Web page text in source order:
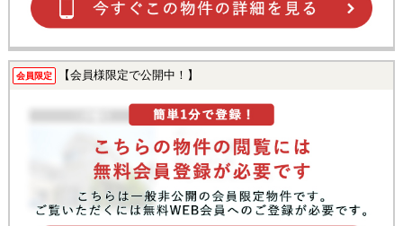
会員限定 【会員様限定で公開中！】